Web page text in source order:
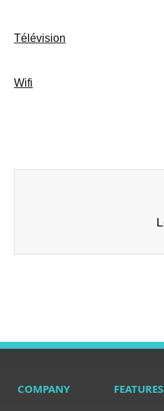
Télévision
Wifi
COMPANY FEATURES